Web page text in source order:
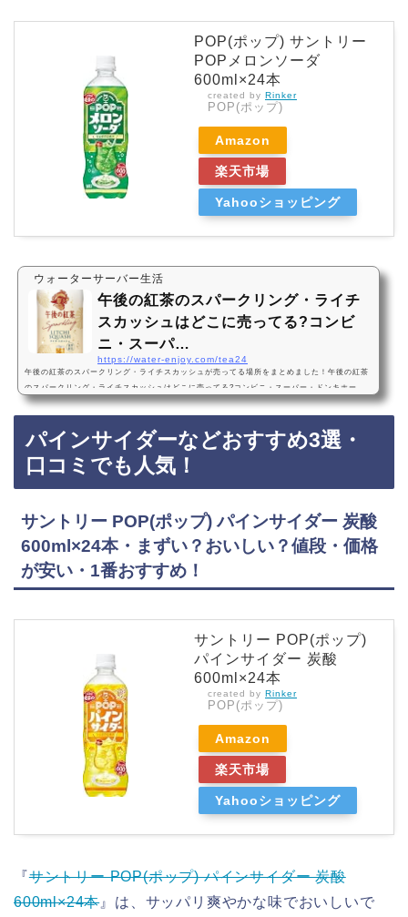
POP(ポップ) サントリー
POPメロンソーダ
600ml×24本
created by Rinker
POP(ポップ)
Amazon
楽天市場
Yahooショッピング
ウォーターサーバー生活
午後の紅茶のスパークリング・ライチ
スカッシュはどこに売ってる?コンビ
ニ・スーパ…
https://water-enjoy.com/tea24
午後の紅茶のスパークリング・ライチスカッシュが売ってる場所をまとめました！午後の紅茶
のスパークリング・ライチスカッシュはどこに売ってる?コンビニ・スーパー・ドンキホー
テ・販売店・発売日・2024年7月2日発売予定・売ってない・Amazon・楽天・どこで買える?
午後の紅茶のスパークリング・ライチスカッシュは、2024年7月2日からコンビニ、スーパー、
ドンキホーテなどに売っています！売ってない店も多いので、Amazonや楽天でも午後の紅茶
のSparkling・ライチスカッシュが手軽に買えておすすめです！午後の紅茶のスパークリン
パインサイダーなどおすすめ3選・
口コミでも人気！
サントリー POP(ポップ) パインサイダー 炭酸
600ml×24本・まずい？おいしい？値段・価格
が安い・1番おすすめ！
サントリー POP(ポップ)
パインサイダー 炭酸
600ml×24本
created by Rinker
POP(ポップ)
Amazon
楽天市場
Yahooショッピング
『サントリー POP(ポップ) パインサイダー 炭酸
600ml×24本』は、サッパリ爽やかな味でおいしいで